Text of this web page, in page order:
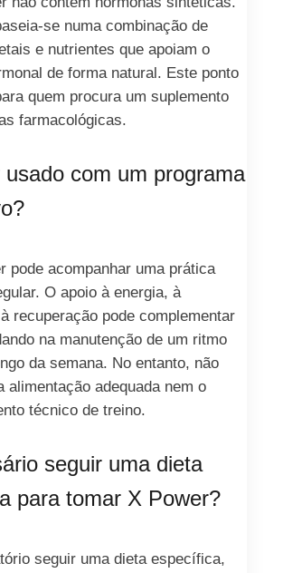
numa combinação de
e nutrientes que apoiam o
de forma natural. Este ponto
quem procura um suplemento
farmacológicas.
usado com um programa
pode acompanhar uma prática
O apoio à energia, à
recuperação pode complementar
na manutenção de um ritmo
da semana. No entanto, não
alimentação adequada nem o
técnico de treino.
seguir uma dieta
para tomar X Power?
seguir uma dieta específica,